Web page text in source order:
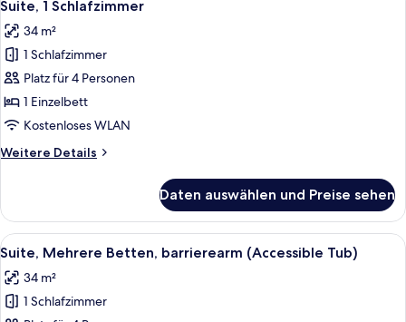
Fotos
für
Suite,
1
Schlafzimmer
anzeigen
Suite, 1 Schlafzimmer
34 m²
1 Schlafzimmer
Platz für 4 Personen
1 Einzelbett
Kostenloses WLAN
Weitere Details
Weitere
1
Schlafzimmer
Daten auswählen und Preise sehen
Alle
Fotos
für
Suite,
Ein Hotelzimmer mit einem Bett,
5
Suite, Mehrere Betten, barrierearm (Accessible Tub)
34 m²
1 Schlafzimmer